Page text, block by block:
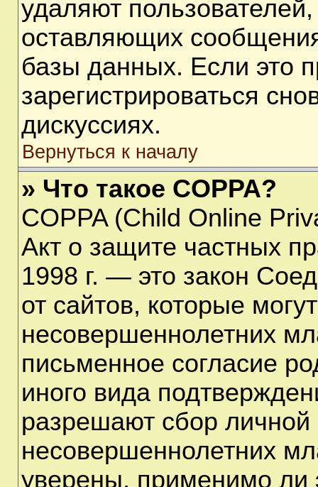
удаляют
оставляющих
базы данных. Если это
зарегистрироваться
дискуссиях.
Вернуться к началу
» Что такое COPPA?
COPPA (Child Online
Акт о защите частных
1998 г. — это закон
от сайтов, которые
несовершеннолетних
письменное согласие
иного вида
разрешают сбор
несовершеннолетних
уверены, применимо ли